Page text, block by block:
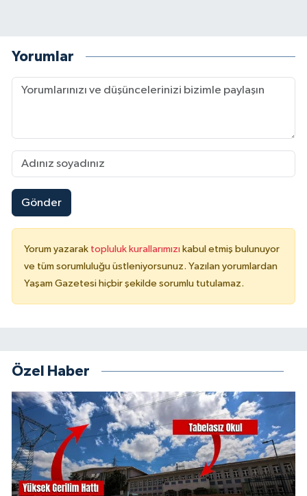
Yorumlar
Gönder
Yorum yazarak topluluk kurallarımızı kabul etmiş bulunuyor
ve tüm sorumluluğu üstleniyorsunuz. Yazılan yorumlardan
Yaşam Gazetesi hiçbir şekilde sorumlu tutulamaz.
Özel Haber